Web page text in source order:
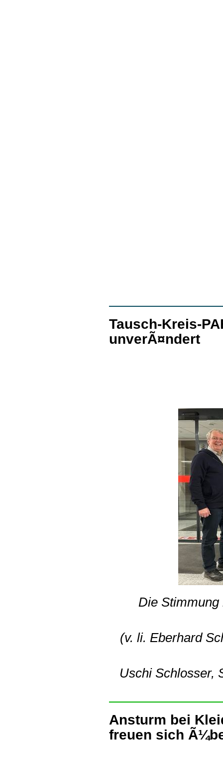
Tausch-Kreis-
unverÃ¤ndert
Die Stimmung
(v. li. Eberhard
Uschi Schlosser,
Ansturm bei
freuen sich